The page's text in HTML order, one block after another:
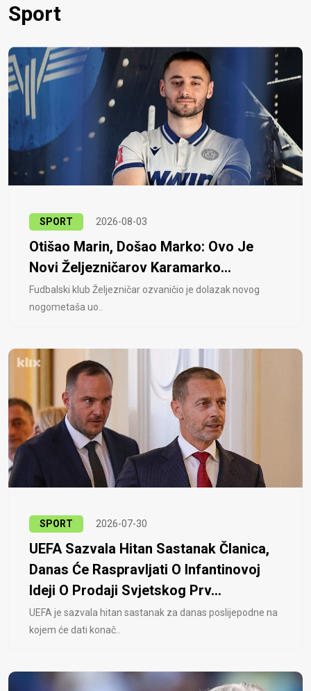
Sport
SPORT 2026-08-03
Otišao Marin, Došao Marko: Ovo Je
Novi Željezničarov Karamarko...
Fudbalski klub Željezničar ozvaničio je dolazak novog
nogometaša uo..
SPORT 2026-07-30
UEFA Sazvala Hitan Sastanak Članica,
Danas Će Raspravljati O Infantinovoj
Ideji O Prodaji Svjetskog Prv...
UEFA je sazvala hitan sastanak za danas poslijepodne na
kojem će dati konač..